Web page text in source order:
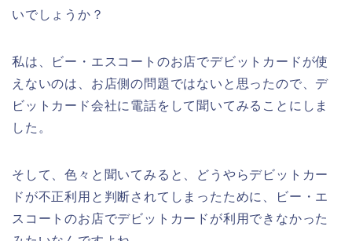
いでしょうか？
私は、ビー・エスコートのお店でデビットカードが使
えないのは、お店側の問題ではないと思ったので、デ
ビットカード会社に電話をして聞いてみることにしま
した。
そして、色々と聞いてみると、どうやらデビットカー
ドが不正利用と判断されてしまったために、ビー・エ
スコートのお店でデビットカードが利用できなかった